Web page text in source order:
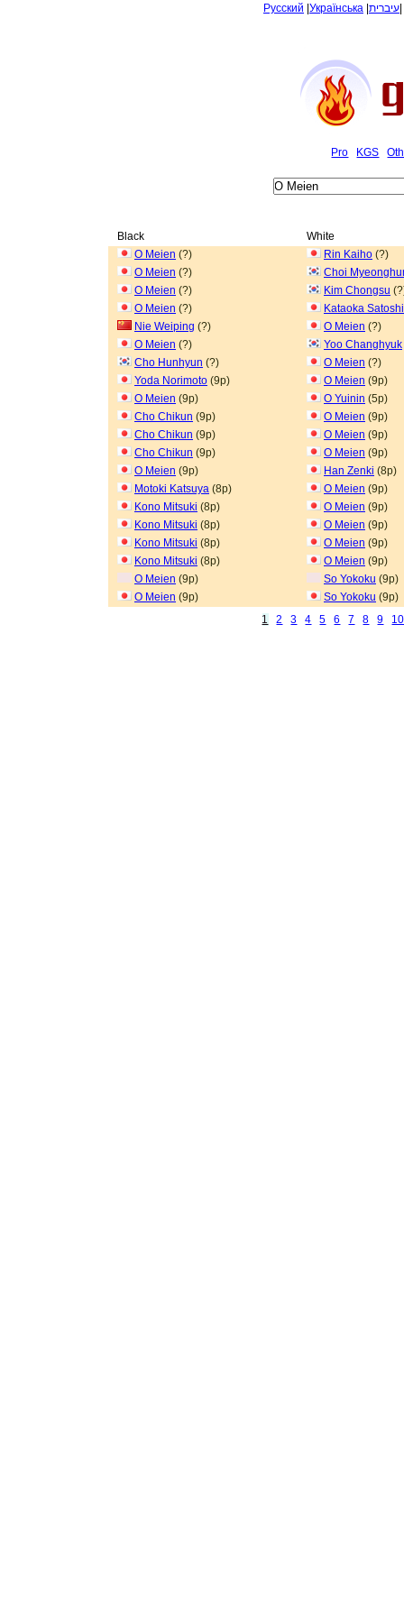
Русский Українська עיברית
Pro KGS
Black
White
O Meien (?) Rin Kaiho (?)
O Meien (?)
Choi
O Meien (?) Kim Chongsu
O Meien (?)
Kataoka Satoshi
Nie Weiping (?) O Meien (?)
O Meien (?) Yoo Changhyuk
Cho Hunhyun (?) O Meien (?)
Yoda Norimoto (9p) O Meien (9p)
O Meien (9p) O Yuinin (5p)
Cho Chikun (9p) O Meien (9p)
Cho Chikun (9p) O Meien (9p)
Cho Chikun (9p) O Meien (9p)
O Meien (9p) Han Zenki (8p)
Motoki Katsuya (8p) O Meien (9p)
Kono Mitsuki (8p) O Meien (9p)
Kono Mitsuki (8p) O Meien (9p)
Kono Mitsuki (8p) O Meien (9p)
Kono Mitsuki (8p) O Meien (9p)
O Meien (9p) So Yokoku (9p)
O Meien (9p) So Yokoku (9p)
1
2 3 4 5 6 7 8 9 10